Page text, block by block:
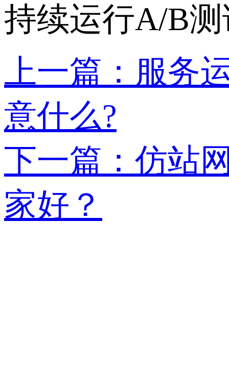
持续运行A/B
上一篇：服务
意什么?
下一篇：仿站
家好？